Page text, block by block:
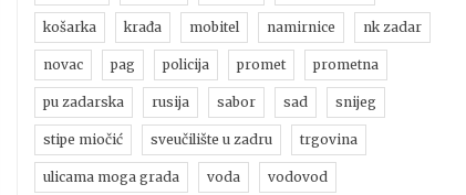
košarka krađa mobitel namirnice nk zadar
novac pag policija promet prometna
pu zadarska rusija sabor sad snijeg
stipe miočić sveučilište u zadru trgovina
ulicama moga grada voda vodovod